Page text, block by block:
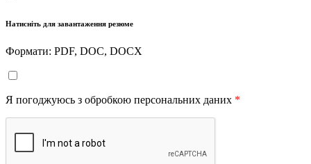
Натисніть для завантаження резюме
Формати: PDF, DOC, DOCX
Я погоджуюсь з обробкою персональних даних *